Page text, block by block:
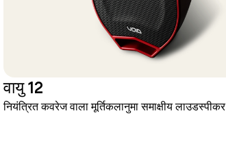
वायु 12
नियंत्रित कवरेज वाला मूर्तिकलानुमा समाक्षीय लाउडस्पीकर